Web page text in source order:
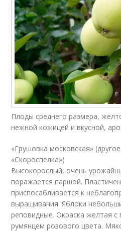
Плоды среднего размера,
нежной кожицей и вкусной,
«Грушовка московская»
«Скороспелка»)
Высокорослый, очень
поражается паршой.
приспосабливается к
выращивания. Яблоки
реповидные. Окраска желтая
румянцем розового цвета.